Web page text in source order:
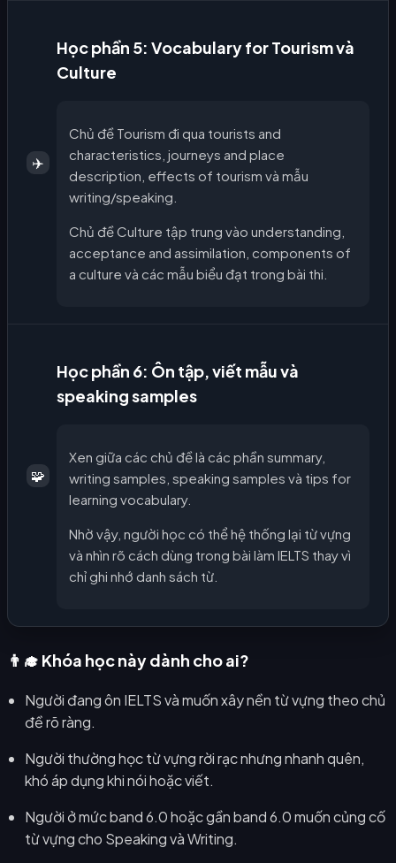
✈️
Học phần 5: Vocabulary for Tourism và
Culture
Chủ đề Tourism đi qua tourists and
characteristics, journeys and place
description, effects of tourism và mẫu
writing/speaking.
Chủ đề Culture tập trung vào understanding,
acceptance and assimilation, components of
a culture và các mẫu biểu đạt trong bài thi.
🧩
Học phần 6: Ôn tập, viết mẫu và
speaking samples
Xen giữa các chủ đề là các phần summary,
writing samples, speaking samples và tips for
learning vocabulary.
Nhờ vậy, người học có thể hệ thống lại từ vựng
và nhìn rõ cách dùng trong bài làm IELTS thay vì
chỉ ghi nhớ danh sách từ.
👨‍🎓 Khóa học này dành cho ai?
Người đang ôn IELTS và muốn xây nền từ vựng theo chủ
đề rõ ràng.
Người thường học từ vựng rời rạc nhưng nhanh quên,
khó áp dụng khi nói hoặc viết.
Người ở mức band 6.0 hoặc gần band 6.0 muốn củng cố
từ vựng cho Speaking và Writing.